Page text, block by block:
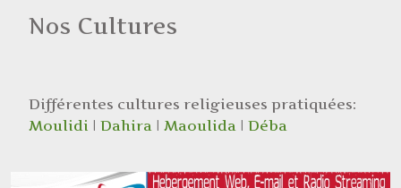
Nos Cultures
Différentes cultures religieuses pratiquées:
Moulidi | Dahira | Maoulida | Déba